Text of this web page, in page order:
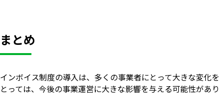
まとめ
インボイス制度の導入は、多くの事業者にとって大きな変化
とっては、今後の事業運営に大きな影響を与える可能性があ